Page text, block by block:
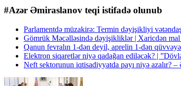
#Azər Əmiraslanov teqi istifadə olunub
Parlamentdə müzakirə: Termin dəyişikliyi
Gömrük Məcəlləsində dəyişikliklər | Xaricdən
Qanun fevralın 1-dən deyil, aprelin 1-dən
Elektron siqaretlər niyə qadağan ediləcək? |
Neft sektorunun iqtisadiyyatda payı niyə azalır? –